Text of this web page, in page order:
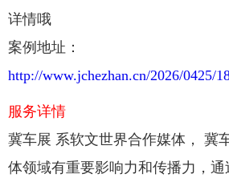
详情哦
案例地址：
http://www.jchezhan.cn/2026/0425/
服务详情
冀车展 系软文世界合作媒体， 冀
体领域有重要影响力和传播力，